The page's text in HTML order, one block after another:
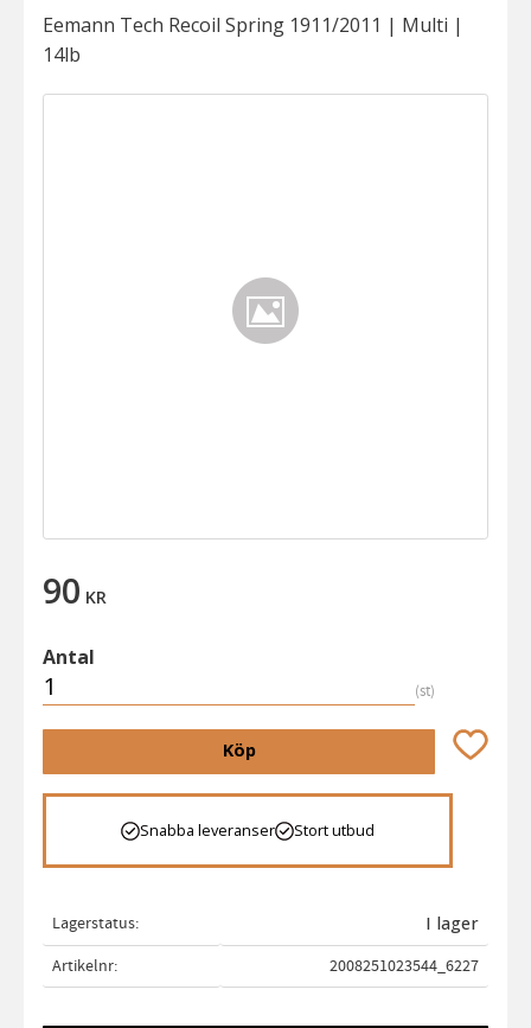
Eemann Tech Recoil Spring 1911/2011 | Multi |
14lb
90 KR
Antal
st
Köp Lägg till
Snabba leveranser Stort utbud
Lagerstatus
I lager
Artikelnr
2008251023544_6227